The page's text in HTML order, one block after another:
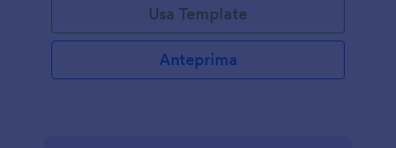
Usa Template
Anteprima